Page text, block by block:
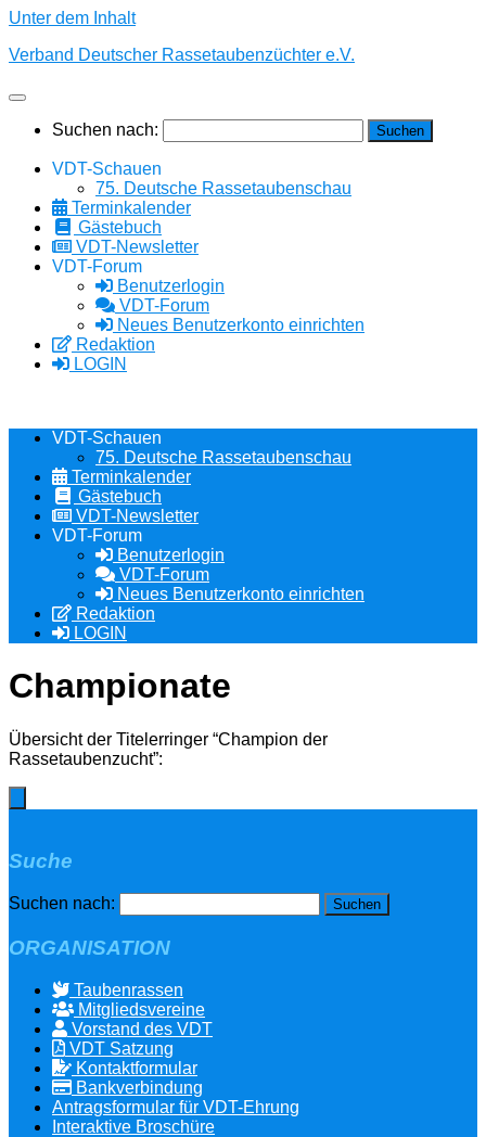
Unter dem Inhalt
Verband Deutscher Rassetaubenzüchter e.V.
Suchen nach:
VDT-Schauen
75. Deutsche Rassetaubenschau
Terminkalender
Gästebuch
VDT-Newsletter
VDT-Forum
Benutzerlogin
VDT-Forum
Neues Benutzerkonto einrichten
Redaktion
LOGIN
VDT-Schauen
75. Deutsche Rassetaubenschau
Terminkalender
Gästebuch
VDT-Newsletter
VDT-Forum
Benutzerlogin
VDT-Forum
Neues Benutzerkonto einrichten
Redaktion
LOGIN
Championate
Übersicht der Titelerringer “Champion der
Rassetaubenzucht”:
Suche
Suchen nach:
ORGANISATION
Taubenrassen
Mitgliedsvereine
Vorstand des VDT
VDT Satzung
Kontaktformular
Bankverbindung
Antragsformular für VDT-Ehrung
Interaktive Broschüre